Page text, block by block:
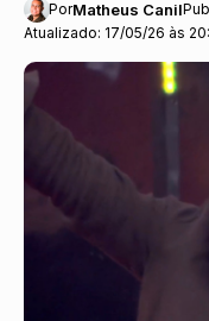
Atualizado: 17/05/26 às
PorMatheus Canil